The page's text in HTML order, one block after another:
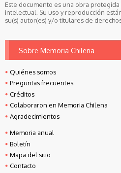
Este documento es una obra
intelectual. Su uso y reproducción
su(s) autor(es) y/o titulares de
Sobre Memoria Chilena
Quiénes somos
Preguntas frecuentes
Créditos
Colaboraron en Memoria Chilena
Agradecimientos
Memoria anual
Boletín
Mapa del sitio
Contacto